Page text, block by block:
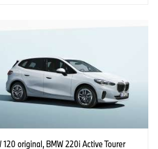
120 original, BMW 220i Active Tourer